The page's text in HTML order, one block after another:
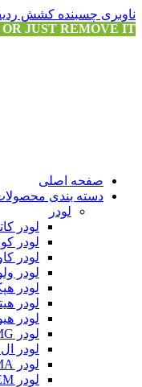
ناوبری چسبنده کشش
JUST REMOVE IT…
صفحه اصلی
دسته بندی
لودر
لودر
لودر
لودر
لودر
لودر
لودر
لودر
لودر XCMG
لودر
لودر XGMA
لودر SEM